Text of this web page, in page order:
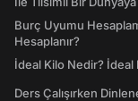
Burç Uyumu
Hesaplanır?
İdeal Kilo Nedir? İdeal
Ders Çalışırken